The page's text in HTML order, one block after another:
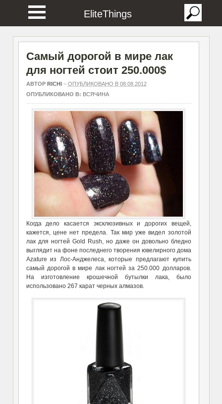
EliteThings
Самый дорогой в мире лак
для ногтей стоит 250.000$
АВТОР RICHI– ОПУБЛИКОВАНО В 08.08.2012
ОПУБЛИКОВАНО В: ВСЯЧИНА
Когда дело касается эксклюзивных и дорогих вещей,
кажется, цене нет предела. Так мир уже видел золотой
лак для ногтей Gold Rush, но даже он довольно бледно
выглядит на фоне последнего творения ювелирного дома
Azature из Лос-Анджелеса, которые предлагают купить
самый дорогой в мире лак ногтей за 250.000 долларов.
На изготовление крошечной бутылки лака, было
использовано 267 карат черных алмазов.